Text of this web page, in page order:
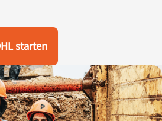
starten